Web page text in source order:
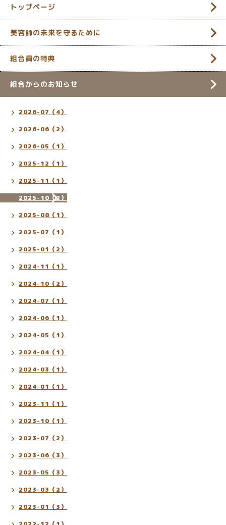
トップページ
美容師の未来を守るために
組合員の特典
組合からのお知らせ
2026-07（4）
2026-06（2）
2026-05（1）
2025-12（1）
2025-11（1）
2025-10（2）
2025-08（1）
2025-07（1）
2025-01（2）
2024-11（1）
2024-10（2）
2024-07（1）
2024-06（1）
2024-05（1）
2024-04（1）
2024-03（1）
2024-01（1）
2023-11（1）
2023-10（1）
2023-07（2）
2023-06（3）
2023-05（3）
2023-03（2）
2023-01（3）